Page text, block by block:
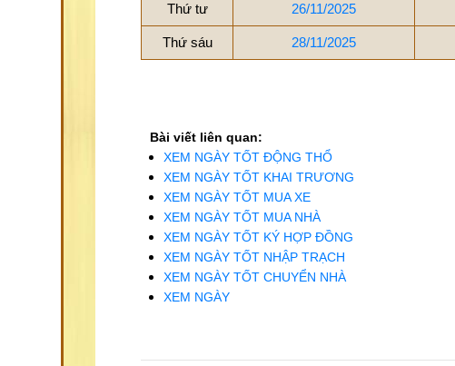
Thứ tư 26/11/2025
Thứ sáu 28/11/2025
Bài viết liên quan:
XEM NGÀY TỐT ĐỘNG THỔ
XEM NGÀY TỐT KHAI TRƯƠNG
XEM NGÀY TỐT MUA XE
XEM NGÀY TỐT MUA NHÀ
XEM NGÀY TỐT KÝ HỢP ĐỒNG
XEM NGÀY TỐT NHẬP TRẠCH
XEM NGÀY TỐT CHUYỂN NHÀ
XEM NGÀY